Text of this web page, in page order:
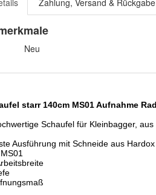
Zahlung, Versand & Rückgabe
Neu